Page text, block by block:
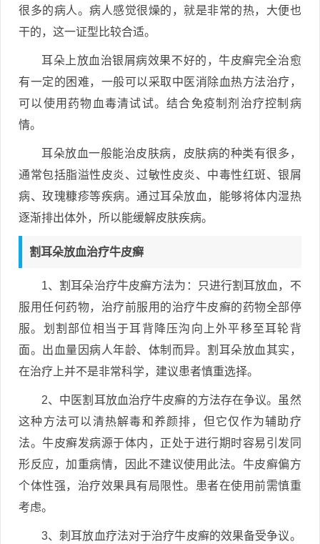
很多的病人。病人感觉很燥的，就是非常的热，大便也
干的，这一证型比较合适。
耳朵上放血治银屑病效果不好的，牛皮癣完全治愈
有一定的困难，一般可以采取中医消除血热方法治疗，
可以使用药物血毒清试试。结合免疫制剂治疗控制病
情。
耳朵放血一般能治皮肤病，皮肤病的种类有很多，
通常包括脂溢性皮炎、过敏性皮炎、中毒性红斑、银屑
病、玫瑰糠疹等疾病。通过耳朵放血，能够将体内湿热
逐渐排出体外，所以能缓解皮肤疾病。
割耳朵放血治疗牛皮癣
1、割耳朵治疗牛皮癣方法为：只进行割耳放血，不
服用任何药物，治疗前服用的治疗牛皮癣的药物全部停
服。划割部位相当于耳背降压沟向上外平移至耳轮背
面。出血量因病人年龄、体制而异。割耳朵放血其实，
在治疗上并不是非常科学，建议患者慎重选择。
2、中医割耳放血治疗牛皮癣的方法存在争议。虽然
这种方法可以清热解毒和养颜排，但它仅作为辅助疗
法。牛皮癣发病源于体内，正处于进行期时容易引发同
形反应，加重病情，因此不建议使用此法。牛皮癣偏方
个体性强，治疗效果具有局限性。患者在使用前需慎重
考虑。
3、刺耳放血疗法对于治疗牛皮癣的效果备受争议。